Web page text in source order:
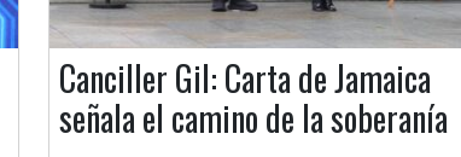
Canciller Gil: Carta de Jamaica
señala el camino de la soberanía